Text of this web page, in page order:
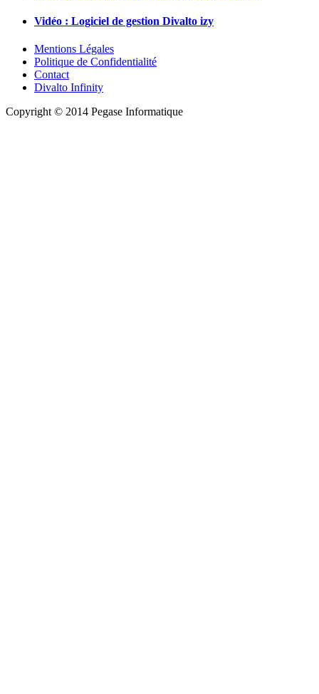
Vidéo : Logiciel de gestion Divalto izy
Mentions Légales
Politique de Confidentialité
Contact
Divalto Infinity
Copyright © 2014 Pegase Informatique